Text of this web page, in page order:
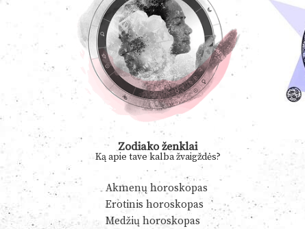
Zodiako ženklai
Ką apie tave kalba žvaigždės?
Akmenų horoskopas
Erotinis horoskopas
Medžių horoskopas